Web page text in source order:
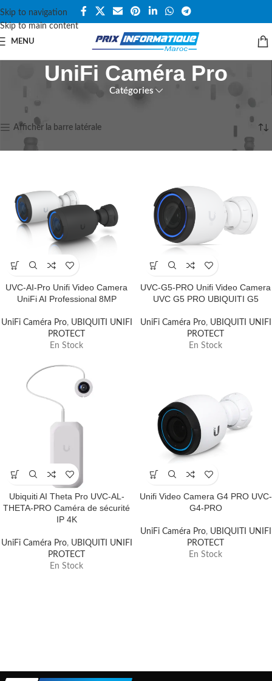
Skip to navigation
Skip to main content
MENU
UniFi Caméra Pro
Catégories
Afficher la barre latérale
UVC-AI-Pro Unifi Video Camera
UniFi AI Professional 8MP
UniFi Caméra Pro, UBIQUITI UNIFI
PROTECT
En Stock
UVC-G5-PRO Unifi Video Camera
UVC G5 PRO UBIQUITI G5
UniFi Caméra Pro, UBIQUITI UNIFI
PROTECT
En Stock
Ubiquiti AI Theta Pro UVC-AL-
THETA-PRO Caméra de sécurité
IP 4K
UniFi Caméra Pro, UBIQUITI UNIFI
PROTECT
En Stock
Unifi Video Camera G4 PRO UVC-
G4-PRO
UniFi Caméra Pro, UBIQUITI UNIFI
PROTECT
En Stock